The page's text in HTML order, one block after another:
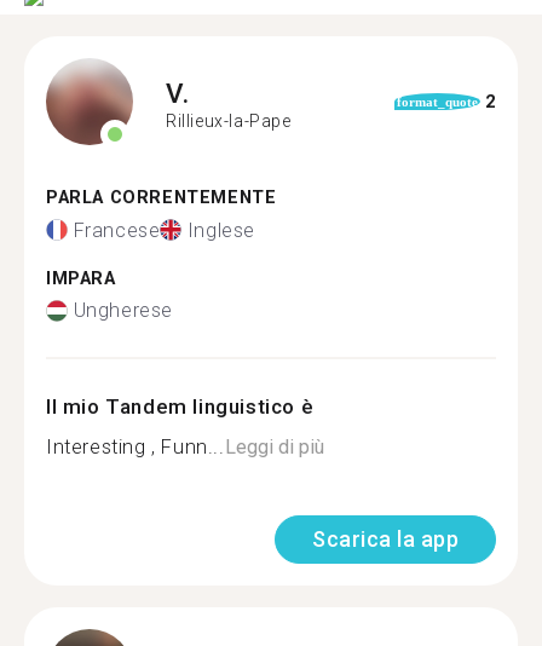
V.
Rillieux-la-Pape
format_quote 2
PARLA CORRENTEMENTE
Francese Inglese
IMPARA
Ungherese
Il mio Tandem linguistico è
Interesting , Funn...Leggi di più
Scarica la app